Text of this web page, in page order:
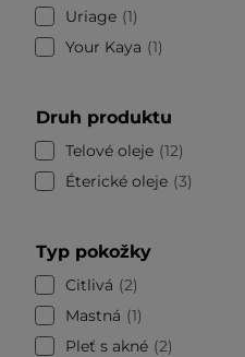
Uriage 1
Your Kaya
1
Druh produktu
Telové oleje 12
Éterické oleje 3
Typ pokožky
Citlivá
2
Mastná
1
Pleť s akné 2